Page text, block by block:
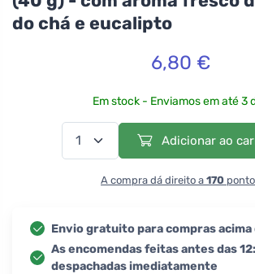
do chá e eucalipto
6,80 €
Em stock - Enviamos em até 3
Adicionar ao
A compra dá direito a 170
Envio gratuito para compras acima
As encomendas feitas antes das
despachadas imediatamente